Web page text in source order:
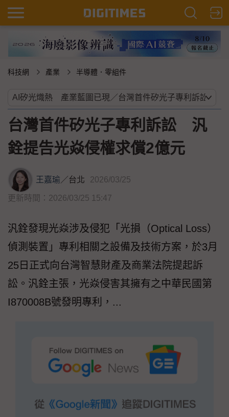
科技網 產業 半導體．零組件
台灣首件矽光子專利訴訟 汎
銓提告光焱侵權求償2億元
王嘉瑜／台北 2026/03/25
更新時間：2026/03/25 15:47
汎銓發現光焱涉及侵犯「光損（Optical Loss）
偵測裝置」專利相關之設備及技術方案，於3月
25日正式向台灣智慧財產及商業法院提起訴
訟。汎銓主張，光焱侵害其擁有之中華民國第
I870008B號發明專利，...